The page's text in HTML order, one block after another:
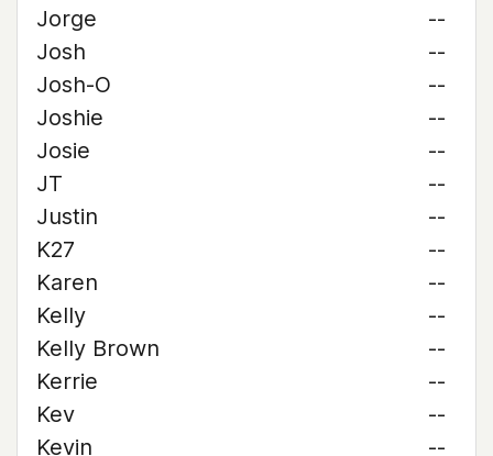
Jorge
--
Josh
--
Josh-O
--
Joshie
--
Josie
--
JT
--
Justin
--
K27
--
Karen
--
Kelly
--
Kelly Brown
--
Kerrie
--
Kev
--
Kevin
--